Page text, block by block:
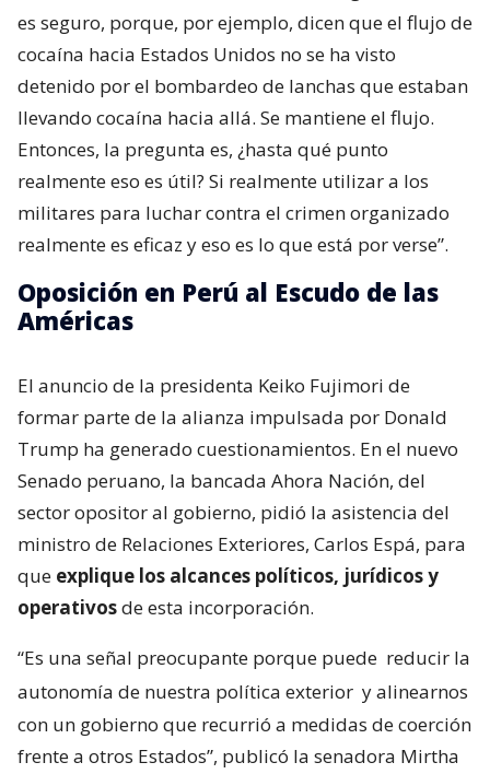
es seguro, porque, por ejemplo, dicen que el flujo de
cocaína hacia Estados Unidos no se ha visto
detenido por el bombardeo de lanchas que estaban
llevando cocaína hacia allá. Se mantiene el flujo.
Entonces, la pregunta es, ¿hasta qué punto
realmente eso es útil? Si realmente utilizar a los
militares para luchar contra el crimen organizado
realmente es eficaz y eso es lo que está por verse”.
Oposición en Perú al Escudo de las
Américas
El anuncio de la presidenta Keiko Fujimori de
formar parte de la alianza impulsada por Donald
Trump ha generado cuestionamientos. En el nuevo
Senado peruano, la bancada Ahora Nación, del
sector opositor al gobierno, pidió la asistencia del
ministro de Relaciones Exteriores, Carlos Espá, para
que explique los alcances políticos, jurídicos y
operativosde esta incorporación.
“Es una señal preocupante porque puede reducir la
autonomía de nuestra política exterior y alinearnos
con un gobierno que recurrió a medidas de coerción
frente a otros Estados”, publicó la senadora Mirtha